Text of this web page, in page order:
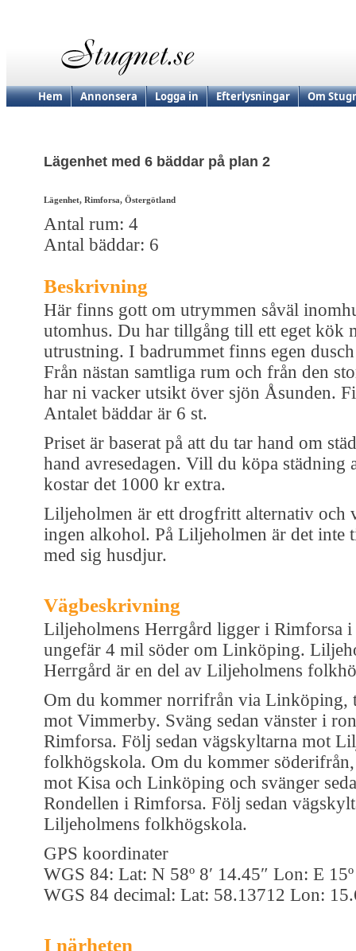
Hem Annonsera Logga in Efterlysningar Om
Lägenhet med 6 bäddar på plan 2
Lägenhet, Rimforsa, Östergötland
Antal rum: 4
Antal bäddar: 6
Beskrivning
Här finns gott om utrymmen såväl
utomhus. Du har tillgång till ett eget kök
utrustning. I badrummet finns egen
Från nästan samtliga rum och från den
har ni vacker utsikt över sjön Åsunden.
Antalet bäddar är 6 st.
Priset är baserat på att du tar hand om
hand avresedagen. Vill du köpa städning
kostar det 1000 kr extra.
Liljeholmen är ett drogfritt alternativ och
ingen alkohol. På Liljeholmen är det inte
med sig husdjur.
Vägbeskrivning
Liljeholmens Herrgård ligger i Rimforsa i
ungefär 4 mil söder om Linköping.
Herrgård är en del av Liljeholmens
Om du kommer norrifrån via Linköping,
mot Vimmerby. Sväng sedan vänster i
Rimforsa. Följ sedan vägskyltarna mot
folkhögskola. Om du kommer
mot Kisa och Linköping och svänger
Rondellen i Rimforsa. Följ sedan
Liljeholmens folkhögskola.
GPS koordinater
WGS 84: Lat: N 58º 8′ 14.45″ Lon: E
WGS 84 decimal: Lat: 58.13712 Lon:
I närheten